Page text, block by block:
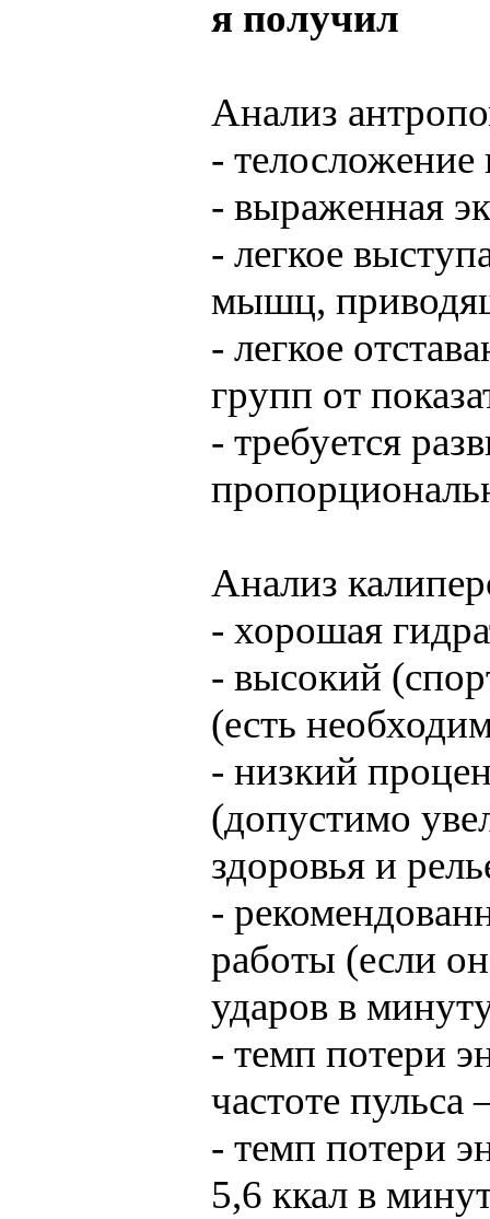
я получил
Анализ
- телосложение
- выраженная
- легкое
мышц,
- легкое
групп от
- требуется
Анализ
- хорошая
- высокий
(есть
- низкий
(допустимо
здоровья и
-
работы (если
ударов в
- темп потери
частоте пульса
- темп потери
5,6 ккал в